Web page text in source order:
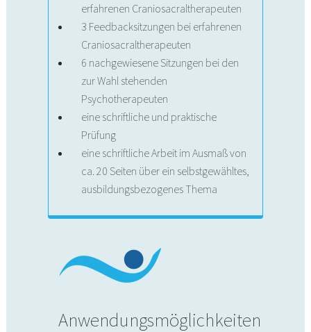
erfahrenen Craniosacraltherapeuten
3 Feedbacksitzungen bei erfahrenen
Craniosacraltherapeuten
6 nachgewiesene Sitzungen bei den
zur Wahl stehenden
Psychotherapeuten
eine schriftliche und praktische
Prüfung
eine schriftliche Arbeit im Ausmaß von
ca. 20 Seiten über ein selbstgewähltes,
ausbildungsbezogenes Thema
Anwendungsmöglichkeiten